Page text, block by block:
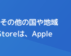
の他の国や地域
は、Apple